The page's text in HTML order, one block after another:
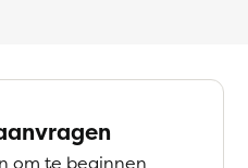
om te beginnen